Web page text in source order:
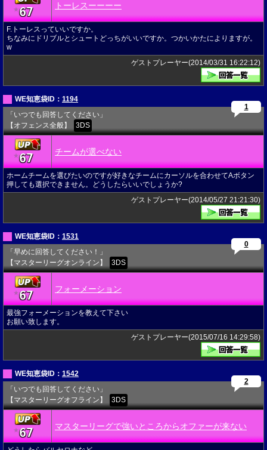
★67 トーレスーーーー
F.トーレスっていいですか。
ちなみにドリブルとシュートどっちがいいですか。つかいかたによりますが。
w
ゲストプレーヤー(2014/03/31 16:22:12)
WE知恵袋ID： 1194
「いつでも回答してください」
【オフェンス全般】
3DS
1
★67 チームが選べない
ホームチームを選びたいのですが好きなチームにカーソルを合わせてAボタン
押しても選択できません。どうしたらいいでしょうか?
ゲストプレーヤー(2014/05/27 21:21:30)
WE知恵袋ID： 1531
「早めに回答してください！」
【マスターリーグオンライン】
3DS
0
★67 フォーメーション
最強フォーメーションを教えて下さい
お願い致します。
ゲストプレーヤー(2015/07/16 14:29:58)
WE知恵袋ID： 1542
「いつでも回答してください」
【マスターリーグオフライン】
3DS
2
★67 マスターリーグで強いところからオファーが来ない